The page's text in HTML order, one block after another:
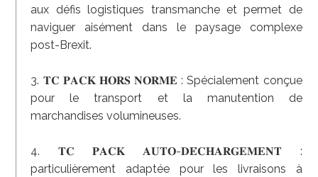
aux défis logistiques transmanche et permet de
naviguer aisément dans le paysage complexe
post-Brexit.
3. 𝐓𝐂 𝐏𝐀𝐂𝐊 𝐇𝐎𝐑𝐒 𝐍𝐎𝐑𝐌𝐄 : Spécialement conçue
pour le transport et la manutention de
marchandises volumineuses.
4. 𝐓𝐂 𝐏𝐀𝐂𝐊 𝐀𝐔𝐓𝐎-𝐃𝐄́𝐂𝐇𝐀𝐑𝐆𝐄𝐌𝐄𝐍𝐓 :
particulièrement adaptée pour les livraisons à